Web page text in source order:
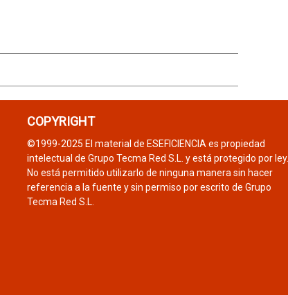
COPYRIGHT
©1999-2025 El material de ESEFICIENCIA es propiedad
intelectual de Grupo Tecma Red S.L. y está protegido por ley.
No está permitido utilizarlo de ninguna manera sin hacer
referencia a la fuente y sin permiso por escrito de Grupo
Tecma Red S.L.